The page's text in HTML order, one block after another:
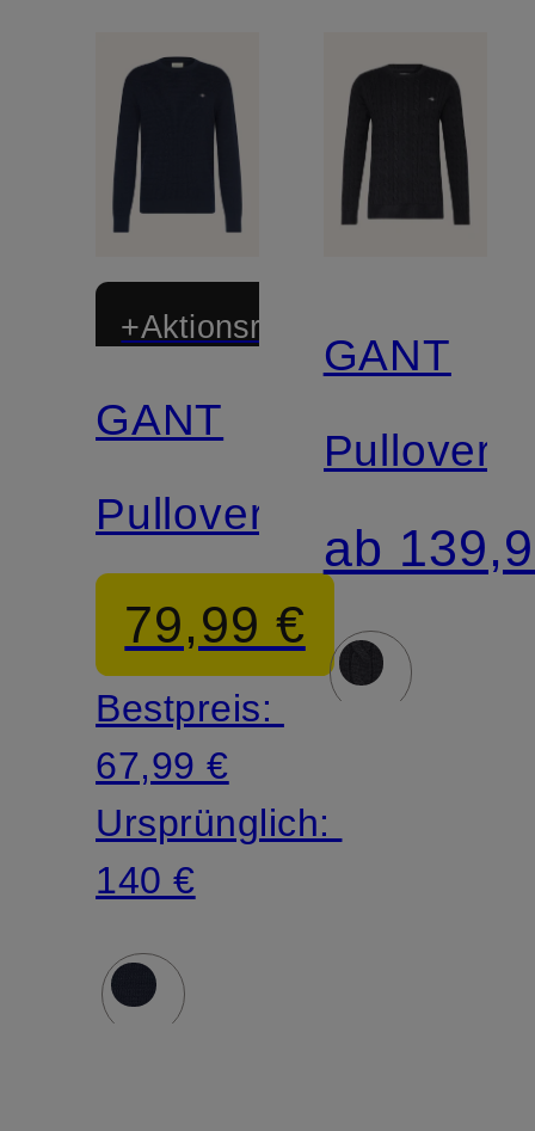
+Aktionsrabatt
GANT
Pullover
79,99 €
Bestpreis:
67,99 €
Ursprünglich:
140 €
GANT
Pullover
ab